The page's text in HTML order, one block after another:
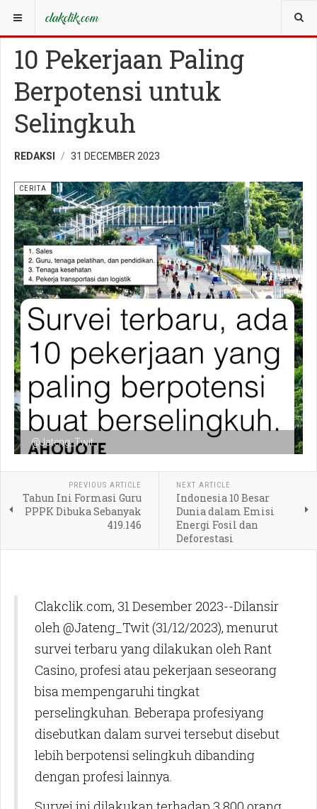
YOU ARE HERE: CERITA
10 Pekerjaan Paling
Berpotensi untuk
Selingkuh
REDAKSI 31 DECEMBER 2023
@Jateng_Twit
CERITA
PREVIOUS ARTICLE
Tahun Ini Formasi Guru
PPPK Dibuka Sebanyak
419.146
NEXT ARTICLE
Indonesia 10 Besar
Dunia dalam Emisi
Energi Fosil dan
Deforestasi
Clakclik.com, 31 Desember 2023--Dilansir
oleh @Jateng_Twit (31/12/2023), menurut
survei terbaru yang dilakukan oleh Rant
Casino, profesi atau pekerjaan seseorang
bisa mempengaruhi tingkat
perselingkuhan. Beberapa profesiyang
disebutkan dalam survei tersebut disebut
lebih berpotensi selingkuh dibanding
dengan profesi lainnya.